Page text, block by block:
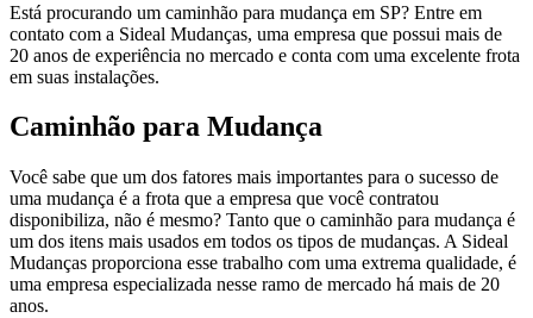
Está procurando um caminhão para mudança em SP? Entre em
contato com a Sideal Mudanças, uma empresa que possui mais de
20 anos de experiência no mercado e conta com uma excelente frota
em suas instalações.
Caminhão para Mudança
Você sabe que um dos fatores mais importantes para o sucesso de
uma mudança é a frota que a empresa que você contratou
disponibiliza, não é mesmo? Tanto que o caminhão para mudança é
um dos itens mais usados em todos os tipos de mudanças. A Sideal
Mudanças proporciona esse trabalho com uma extrema qualidade, é
uma empresa especializada nesse ramo de mercado há mais de 20
anos.